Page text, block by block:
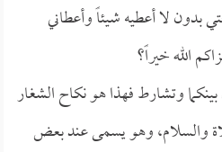
بدون لا أعطيه شيئاً وأعطاني
الله خيراً؟
وتشارط فهذا هو نكاح الشغار
والسلام، وهو يسمى عند بعض